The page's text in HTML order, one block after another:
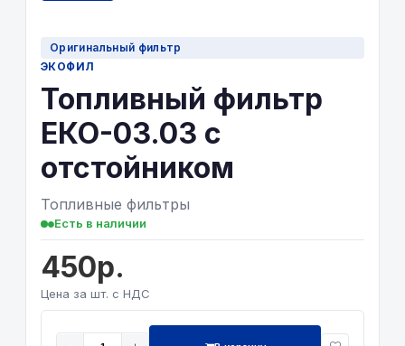
Оригинальный фильтр
ЭКОФИЛ
Топливный фильтр
ЕКО-03.03 с
отстойником
Топливные фильтры
Есть в наличии
450р.
Цена за шт. с НДС